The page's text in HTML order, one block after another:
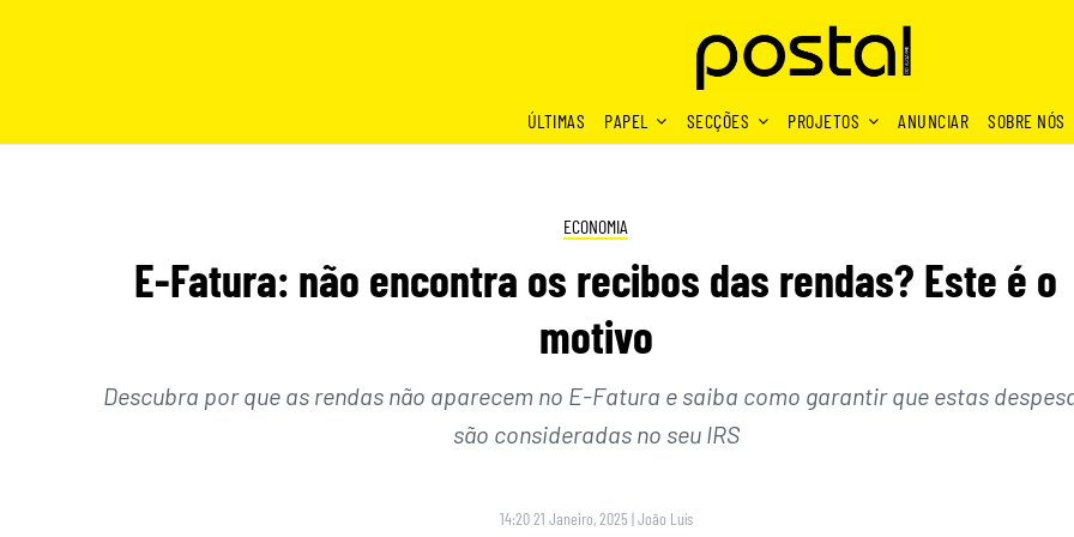
ÚLTIMAS
PAPEL SECÇÕES PROJETOS ANUNCIAR SOBRE NÓS
ECONOMIA
E-Fatura: não encontra os recibos das rendas? Este é o
motivo
Descubra por que as rendas não aparecem no E-Fatura e saiba como garantir que estas
são consideradas no seu IRS
14:20 21 Janeiro, 2025 |João Luís